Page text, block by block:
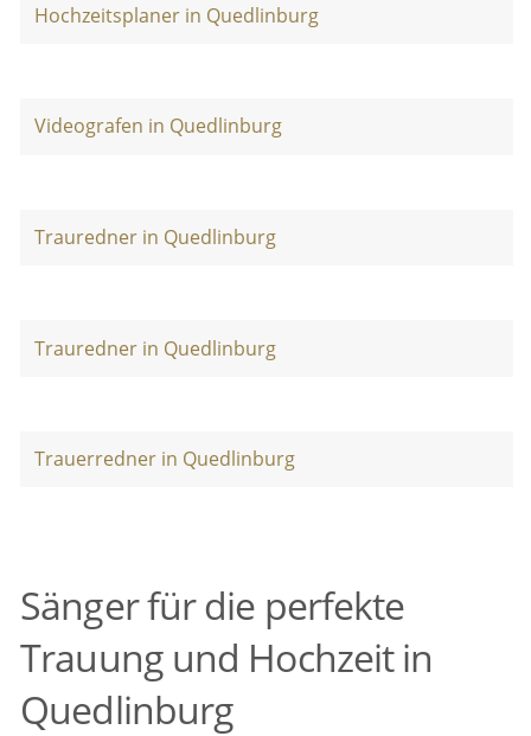
Hochzeitsplaner in Quedlinburg
Videografen in Quedlinburg
Trauredner in Quedlinburg
Trauredner in Quedlinburg
Trauerredner in Quedlinburg
Sänger für die perfekte
Trauung und Hochzeit in
Quedlinburg